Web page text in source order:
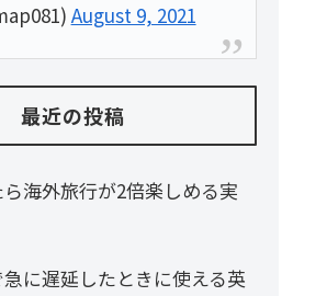
August 9, 2021
最近の投稿
海外旅行が2倍楽しめる実
に遅延したときに使える英